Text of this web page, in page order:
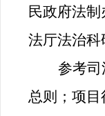
民政府法
法厅法治科
参考
总则；项